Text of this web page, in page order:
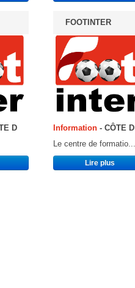
D
FOOTINTER
Information - CÔTE D
Le centre de formatio...
Lire plus